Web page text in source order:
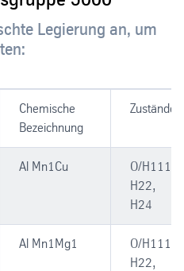
Legierung an, um
Chemische
Bezeichnung
Zustände
Al Mn1Cu
O/H111,
H22,
H24
Al Mn1Mg1
O/H111,
H22,